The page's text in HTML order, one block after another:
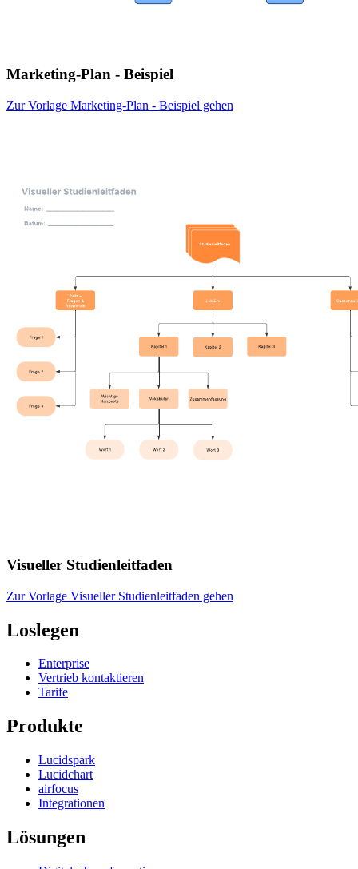
Marketing-Plan - Beispiel
Zur Vorlage Marketing-Plan - Beispiel gehen
Visueller Studienleitfaden
Zur Vorlage Visueller Studienleitfaden gehen
Loslegen
Enterprise
Vertrieb kontaktieren
Tarife
Produkte
Lucidspark
Lucidchart
airfocus
Integrationen
Lösungen